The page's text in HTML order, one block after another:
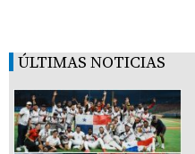
ÚLTIMAS NOTICIAS